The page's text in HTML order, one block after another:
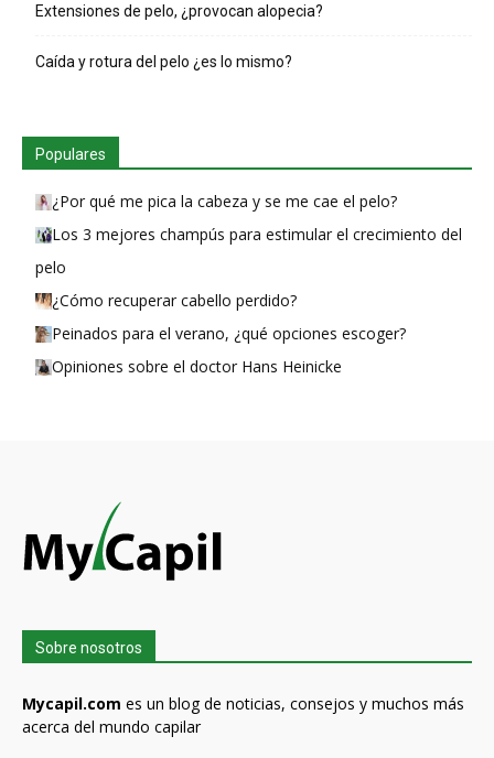
Extensiones de pelo, ¿provocan alopecia?
Caída y rotura del pelo ¿es lo mismo?
Populares
¿Por qué me pica la cabeza y se me cae el pelo?
Los 3 mejores champús para estimular el crecimiento del
pelo
¿Cómo recuperar cabello perdido?
Peinados para el verano, ¿qué opciones escoger?
Opiniones sobre el doctor Hans Heinicke
Sobre nosotros
Mycapil.com es un blog de noticias, consejos y muchos más
acerca del mundo capilar